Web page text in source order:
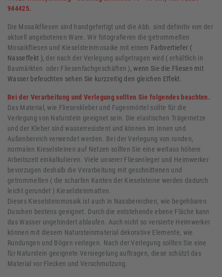
944425.
Die Mosaikfliesen sind handgefertigt und die Abb. sind definitiv von der
aktuell angebotenen Ware. Wir fotografieren die getrommelten
Mosaikfliesen und Kieselsteinmosaike mit einem Farbvertiefer (
Nasseffekt ), der nach der Verlegung aufgetragen wird ( erhältlich in
Baumärkten oder Fliesenfachgeschäften ),wenn Sie die Fliesen mit
Wasser befeuchten sehen Sie kurzzeitig den gleichen Effekt.
Bei der Verarbeitung und Verlegung sollten Sie folgendes beachten.
Das Material, wie Fliesenkleber und Fugenmörtel sollte für die
Verlegung von Naturstein geeignet sein. Die elastischen Trägernetze
und der Kleber sind wasserresistent und können im Innen und
Außenbereich verwendet werden. Bei der Verlegung von runden,
normalen Kieselsteinen auf Netzen sollten Sie eine weitaus höhere
Arbeitszeit einkalkulieren. Viele unserer Fliesenleger und Heimwerker
bevorzugen deshalb die Verarbeitung mit geschnittenen und
getrommelten ( die scharfen Kanten der Kieselsteine werden dadurch
leicht gerundet ) Kieselsteinmatten.
Dieses Kieselsteinmosaik ist auch in Nassbereichen, wie begehbaren
Duschen bestens geeignet. Durch die entstehende ebene Fläche kann
das Wasser ungehindert ablaufen. Auch nicht so versierte Heimwerker
können mit diesem Natursteinmaterial dekorative Elemente, wie
Rundungen und Bögen verlegen. Nach der Verlegung sollten Sie eine
für Naturstein geeignete Versiegelung auftragen, diese schützt das
Material vor Flecken und Verschmutzung.